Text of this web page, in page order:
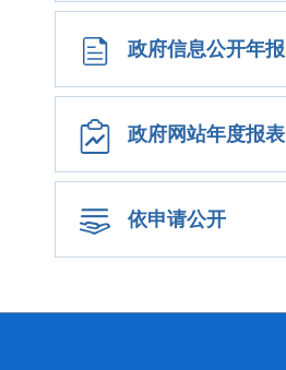
政府信息公开年报
政府网站年度报表
依申请公开